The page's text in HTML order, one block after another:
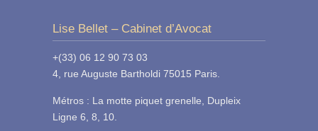
Lise Bellet – Cabinet d’Avocat
+(33) 06 12 90 73 03
4, rue Auguste Bartholdi 75015 Paris.
Métros : La motte piquet grenelle, Dupleix
Ligne 6, 8, 10.